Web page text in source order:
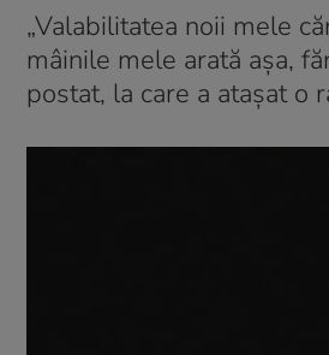
„Valabilitatea noii mele
mâinile mele arată așa,
postat, la care a atașat o